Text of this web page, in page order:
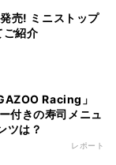
売! ミニストップ
ご紹介
Racing」
付きの寿司メニュ
ツは？
レポート